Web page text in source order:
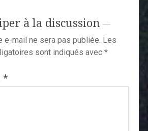
à la discussion
e-mail ne sera pas publiée. Les
sont indiqués avec *
*